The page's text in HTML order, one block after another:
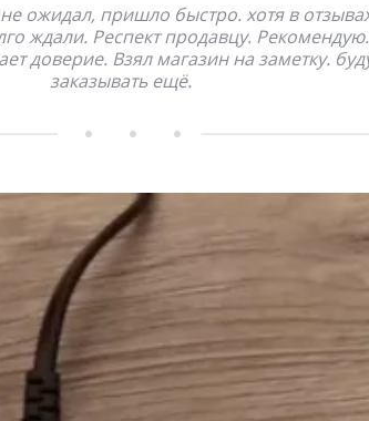
ожидал, пришло быстро. хотя в
ждали. Респект продавцу. Рекомендую.
доверие. Взял магазин на заметку.
заказывать ещё.